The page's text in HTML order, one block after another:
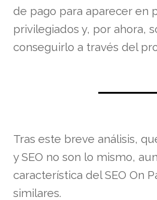
de pago para aparecer en
privilegiados y, por ahora,
conseguirlo a través del
Tras este breve análisis,
y SEO no son lo mismo,
característica del SEO On
similares.